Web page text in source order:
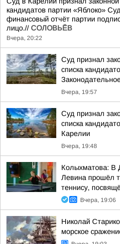
кандидатов партии «Яблоко»
финансовый отчёт партии
лицо.// СОЛОВЬЁВ
Вчера, 20:22
Суд признал
списка
Вчера, 19:57
Суд признал
списка
Карелии
Вчера, 19:48
Колыхматова: В
Левина прошёл
теннису,
Вчера, 19:06
Николай
морское